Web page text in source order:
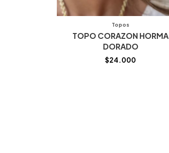
Topos
TOPO CORAZON HORMA
DORADO
$24.000